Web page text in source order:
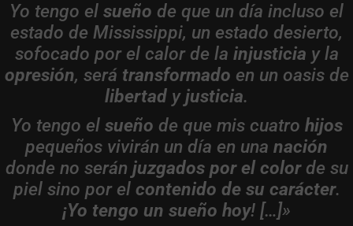
Yo tengo el sueño de que un día incluso el
estado de Mississippi, un estado desierto,
sofocado por el calor de la injusticia y la
opresión, será transformado en un oasis de
libertad yjusticia.
Yo tengo el sueño de que mis cuatro hijos
pequeños vivirán un día en una nación
donde no serán juzgados por el colorde su
piel sino por el contenido de su carácter.
¡Yo tengo un sueño hoy! […]»